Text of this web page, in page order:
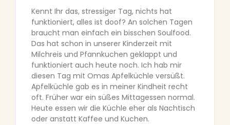
Kennt Ihr das, stressiger Tag, nichts hat
funktioniert, alles ist doof? An solchen Tagen
braucht man einfach ein bisschen Soulfood.
Das hat schon in unserer Kinderzeit mit
Milchreis und Pfannkuchen geklappt und
funktioniert auch heute noch. Ich hab mir
diesen Tag mit Omas Apfelküchle versüßt.
Apfelküchle gab es in meiner Kindheit recht
oft. Früher war ein süßes Mittagessen normal.
Heute essen wir die Küchle eher als Nachtisch
oder anstatt Kaffee und Kuchen.